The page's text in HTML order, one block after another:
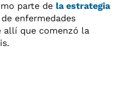
parte de la estrategia
de enfermedades
allí que comenzó la